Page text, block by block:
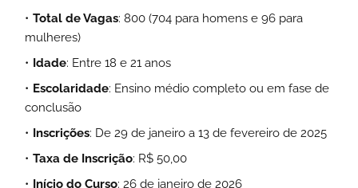
Total de Vagas: 800 (704 para homens e 96 para
mulheres)
Idade: Entre 18 e 21 anos
Escolaridade: Ensino médio completo ou em fase de
conclusão
Inscrições: De 29 de janeiro a 13 de fevereiro de 2025
Taxa de Inscrição: R$ 50,00
Início do Curso: 26 de janeiro de 2026